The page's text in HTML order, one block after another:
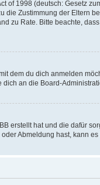
of 1998 (deutsch: Gesetz
Zustimmung der Eltern
zu Rate. Bitte beachte,
dem du dich anmelden
an die Board-
erstellt hat und die dafür
Abmeldung hast, kann